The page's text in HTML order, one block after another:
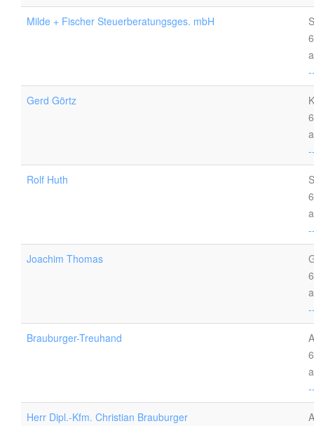
Milde + Fischer Steuerberatungsges. mbH
Gerd Görtz
Rolf Huth
Joachim Thomas
Brauburger-Treuhand
Herr Dipl.-Kfm. Christian Brauburger